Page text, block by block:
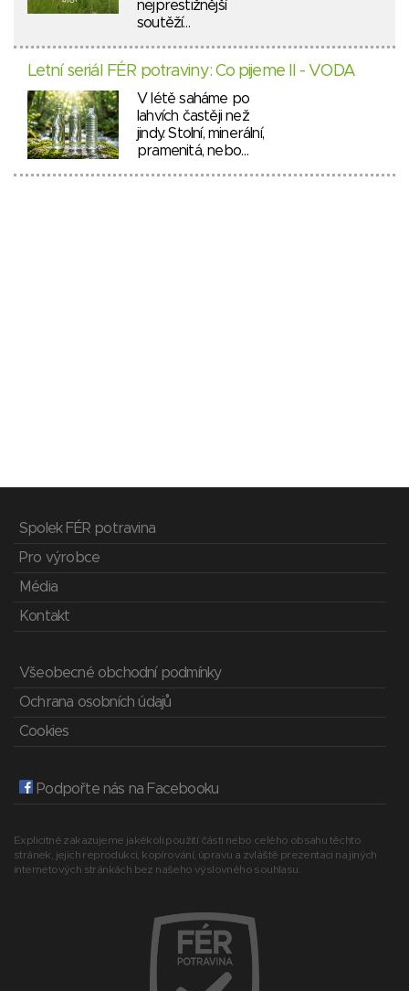
nejprestižnější
soutěží…
Letní seriál FÉR potraviny: Co pijeme II - VODA
V létě saháme po
lahvích častěji než
jindy. Stolní, minerální,
pramenitá, nebo…
Spolek FÉR potravina
Pro výrobce
Média
Kontakt
Všeobecné obchodní podmínky
Ochrana osobních údajů
Cookies
Podpořte nás na Facebooku
Explicitně zakazujeme jakékoli použití části nebo celého obsahu těchto
stránek, jejich reprodukci, kopírování, úpravu a zvláště prezentaci na jiných
internetových stránkách bez našeho výslovného souhlasu.